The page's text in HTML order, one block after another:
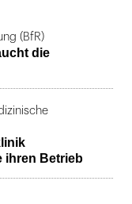
(BfR)
die
ihren Betrieb